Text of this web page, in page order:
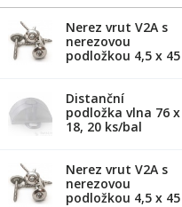
Nerez vrut V2A s
nerezovou
podložkou 4,5 x 45
Distanční
podložka vlna 76 x
18, 20 ks/bal
Nerez vrut V2A s
nerezovou
podložkou 4,5 x 45